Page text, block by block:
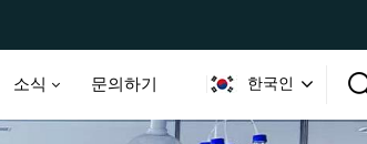
소식 문의하기 한국인